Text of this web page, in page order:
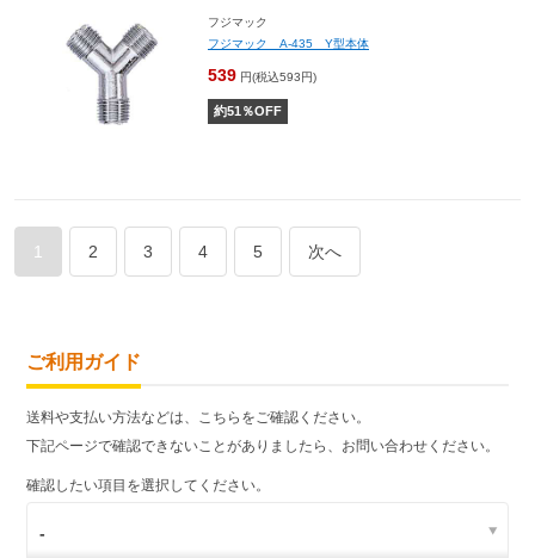
フジマック
フジマック A-435 Y型本体
539 円(税込593円)
約51 ％OFF
1 2 3 4 5 次へ
ご利用ガイド
送料や支払い方法などは、こちらをご確認ください。
下記ページで確認できないことがありましたら、お問い合わせください。
確認したい項目を選択してください。